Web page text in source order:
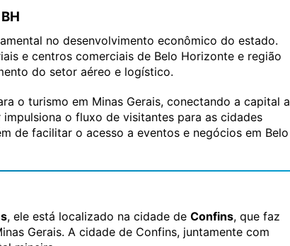
no desenvolvimento econômico do estado.
e centros comerciais de Belo Horizonte e região
do setor aéreo e logístico.
o turismo em Minas Gerais, conectando a capital a
o fluxo de visitantes para as cidades
de facilitar o acesso a eventos e negócios em Belo
, ele está localizado na cidade de Confins, que faz
Gerais. A cidade de Confins, juntamente com